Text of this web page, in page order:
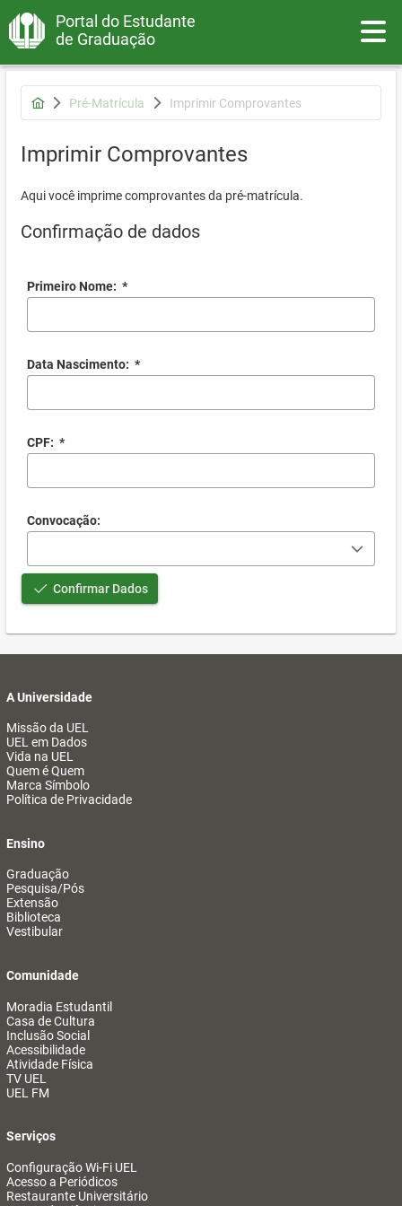
Portal do Estudante
de Graduação
Pré-Matrícula Imprimir Comprovantes
Imprimir Comprovantes
Aqui você imprime comprovantes da pré-matrícula.
Confirmação de dados
Primeiro Nome: *
Data Nascimento: *
CPF: *
Convocação:
Confirmar Dados
A Universidade
Missão da UEL
UEL em Dados
Vida na UEL
Quem é Quem
Marca Símbolo
Política de Privacidade
Ensino
Graduação
Pesquisa/Pós
Extensão
Biblioteca
Vestibular
Comunidade
Moradia Estudantil
Casa de Cultura
Inclusão Social
Acessibilidade
Atividade Física
TV UEL
UEL FM
Serviços
Configuração Wi-Fi UEL
Acesso a Periódicos
Restaurante Universitário